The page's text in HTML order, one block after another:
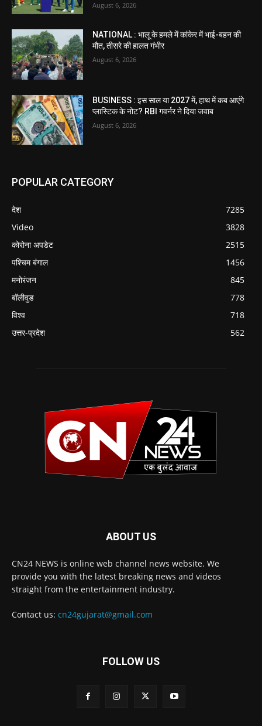
August 6, 2026
NATIONAL : भालू के हमले में कांकेर में भाई-बहन की
मौत, तीसरे की हालत गंभीर
August 6, 2026
BUSINESS : इस साल या 2027 में, हाथ में कब आएंगे
प्लास्टिक के नोट? RBI गवर्नर ने दिया जवाब
August 6, 2026
POPULAR CATEGORY
देश
7285
Video
3828
कोरोना अपडेट
2515
पश्चिम बंगाल
1456
मनोरंजन
845
बॉलीवुड
778
विश्व
718
उत्तर-प्रदेश
562
ABOUT US
CN24 NEWS is online web channel news website. We
provide you with the latest breaking news and videos
straight from the entertainment industry.
Contact us: cn24gujarat@gmail.com
FOLLOW US